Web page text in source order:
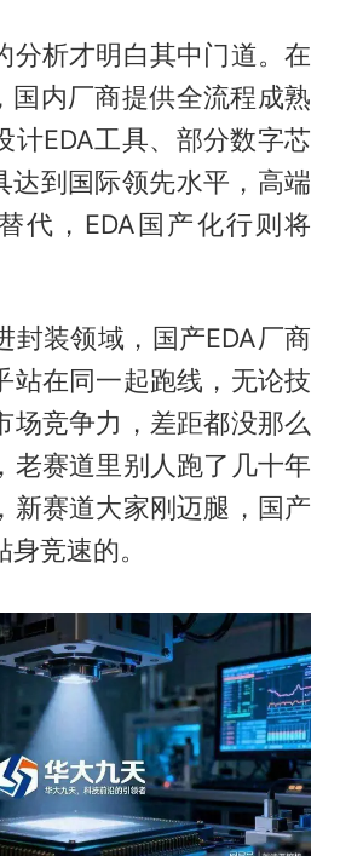
分析才明白其中门道。在
国内厂商提供全流程成熟
计EDA工具、部分数字芯
达到国际领先水平，高端
代，EDA国产化行则将
封装领域，国产EDA厂商
站在同一起跑线，无论技
场竞争力，差距都没那么
老赛道里别人跑了几十年
新赛道大家刚迈腿，国产
竞速的。